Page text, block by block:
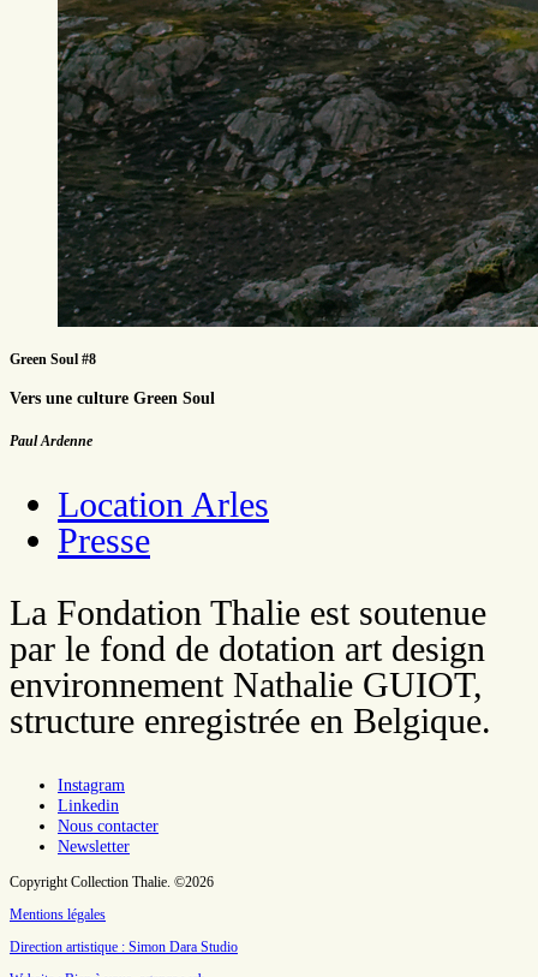
Green Soul #8
Vers une culture Green Soul
Paul Ardenne
Location Arles
Presse
La Fondation Thalie est soutenue
par le fond de dotation art design
environnement Nathalie GUIOT,
structure enregistrée en Belgique.
Instagram
Linkedin
Nous contacter
Newsletter
Copyright Collection Thalie. ©2026
Mentions légales
Direction artistique : Simon Dara Studio